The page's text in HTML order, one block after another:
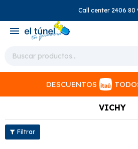
Call center 2406 80
menu
DESCUENTOS
VICHY
close